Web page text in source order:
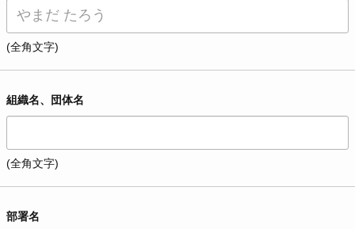
(全角文字)
組織名、団体名
(全角文字)
部署名